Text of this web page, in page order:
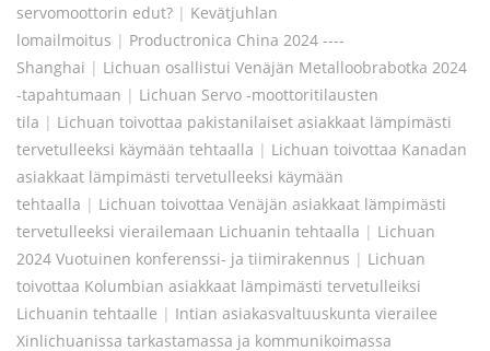
servomoottorin edut? | Kevätjuhlan
lomailmoitus | Productronica China 2024 ----
Shanghai | Lichuan osallistui Venäjän Metalloobrabotka 2024
-tapahtumaan | Lichuan Servo -moottoritilausten
tila | Lichuan toivottaa pakistanilaiset asiakkaat lämpimästi
tervetulleeksi käymään tehtaalla | Lichuan toivottaa Kanadan
asiakkaat lämpimästi tervetulleeksi käymään
tehtaalla | Lichuan toivottaa Venäjän asiakkaat lämpimästi
tervetulleeksi vierailemaan Lichuanin tehtaalla | Lichuan
2024 Vuotuinen konferenssi- ja tiimirakennus | Lichuan
toivottaa Kolumbian asiakkaat lämpimästi tervetulleiksi
Lichuanin tehtaalle | Intian asiakasvaltuuskunta vierailee
Xinlichuanissa tarkastamassa ja kommunikoimassa